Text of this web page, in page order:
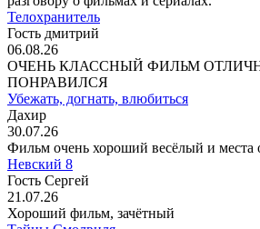
Телохранитель
Гость дмитрий
06.08.26
ОЧЕНЬ КЛАССНЫЙ ФИЛЬМ
ПОНРАВИЛСЯ
Убежать, догнать, влюбиться
Дахир
30.07.26
Фильм очень хороший весёлый и места
Невский 8
Гость Сергей
21.07.26
Хороший фильм, зачётный